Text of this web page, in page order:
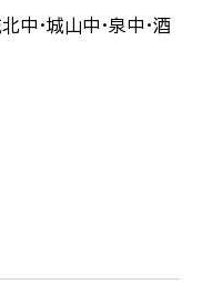
中・城山中・泉中・酒